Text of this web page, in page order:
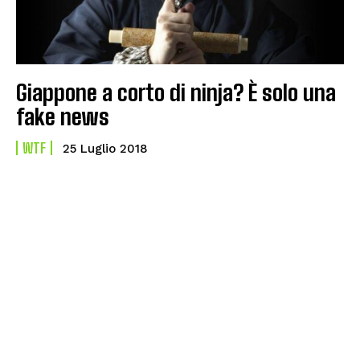
Giappone a corto di ninja? È solo una
fake news
WTF 25 Luglio 2018